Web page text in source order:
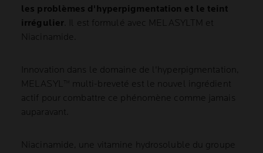
les problèmes d'hyperpigmentation et le teint
irrégulier . Il est formulé avec MELASYLTM et
Niacinamide.
Innovation dans le domaine de l'hyperpigmentation,
MELASYL™ multi-breveté est le nouvel ingrédient
actif pour combattre ce phénomène comme jamais
auparavant.
Niacinamide, une vitamine hydrosoluble du groupe